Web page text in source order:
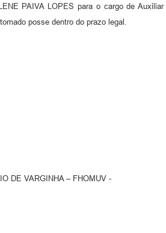
PAIVA LOPES para o cargo de
posse dentro do prazo legal.
DE VARGINHA – FHOMUV -